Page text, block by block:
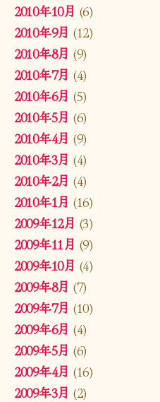
2010年10月 (6)
2010年9月 (12)
2010年8月 (9)
2010年7月 (4)
2010年6月 (5)
2010年5月 (6)
2010年4月 (9)
2010年3月 (4)
2010年2月 (4)
2010年1月 (16)
2009年12月 (3)
2009年11月 (9)
2009年10月 (4)
2009年8月 (7)
2009年7月 (10)
2009年6月 (4)
2009年5月 (6)
2009年4月 (16)
2009年3月 (2)